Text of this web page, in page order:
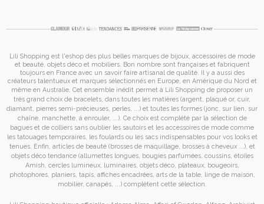
Lili Shopping est l'eshop des plus belles marques de bijoux, accessoires de mode
et beauté, objets déco et mobiliers. Bon nombre sont françaises et fabriquent
toujours en France avec un savoir faire artisanal de qualité. Il y a aussi des
créateurs talentueux et marques sélectionnés en Europe, en Amérique du Nord et
même en Australie. Cet ensemble inédit permet à Lili Shopping de proposer un
très grand choix de bracelets , dans toutes les matières (argent, plaqué or, cuir,
diamant, pierres semi-précieuses, perles, ...) et toutes les formes (jonc, sur lien, sur
chaîne, manchette, à enrouler, ...). Ce choix est complété par la sélection de
bagues et de colliers sans oublier les sautoirs et les accessoires de mode comme
les tatouages temporaires, les foulards ou les sacs indispensables pour vos looks et
tenues. Enfin, articles de beauté (brosses de maquillage, brosses à cheveux ...), et
objets déco tendance (allumettes longues, bougies parfumées, coussins, étoiles
Amish , cercles lumineux, luminaires, objets déco, plateaux, bougeoirs,
photophores, planiers, tapis, affiches encadrées, arts de la table, linge de maison,
mobilier, canapés, ...) complètent cette sélection.